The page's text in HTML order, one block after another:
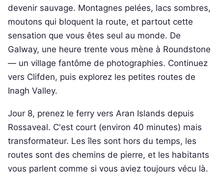
devenir sauvage. Montagnes pelées, lacs sombres,
moutons qui bloquent la route, et partout cette
sensation que vous êtes seul au monde. De
Galway, une heure trente vous mène à Roundstone
— un village fantôme de photographies. Continuez
vers Clifden, puis explorez les petites routes de
Inagh Valley.
Jour 8, prenez le ferry vers Aran Islands depuis
Rossaveal. C'est court (environ 40 minutes) mais
transformateur. Les îles sont hors du temps, les
routes sont des chemins de pierre, et les habitants
vous parlent comme si vous aviez toujours vécu là.